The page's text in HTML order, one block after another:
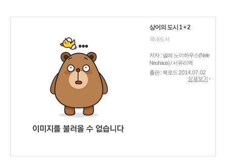
상어의 도시 1 + 2
국내도서
저자 : 넬레 노이하우스(Nele
Neuhaus) / 서유리역
출판 : 북로드 2014.07.02